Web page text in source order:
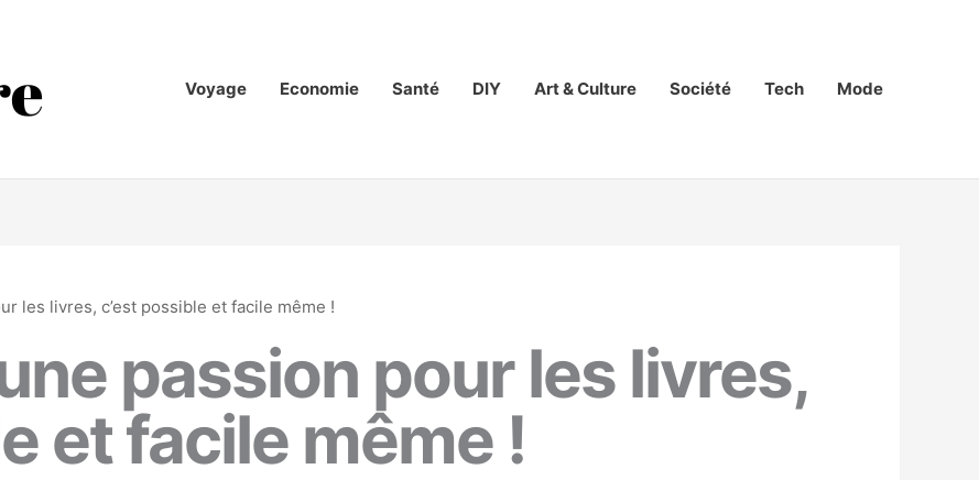
Voyage
Economie Santé DIY Art & Culture Société Tech Mode
les livres, c’est possible et facile même !
passion pour les livres,
et facile même !